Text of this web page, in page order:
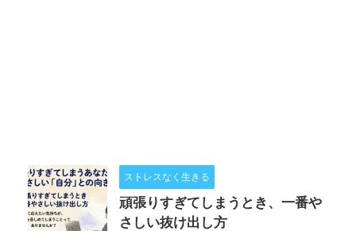
ストレスなく生きる
頑張りすぎてしまうとき、一番や
さしい抜け出し方